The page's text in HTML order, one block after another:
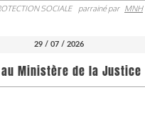
SOCIALE parrainé par MNH
29 / 07 / 2026
Ministère de la Justice